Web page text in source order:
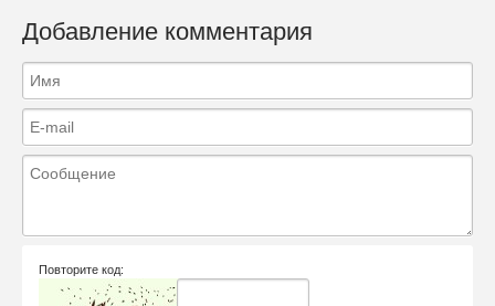
Добавление комментария
Повторите код: